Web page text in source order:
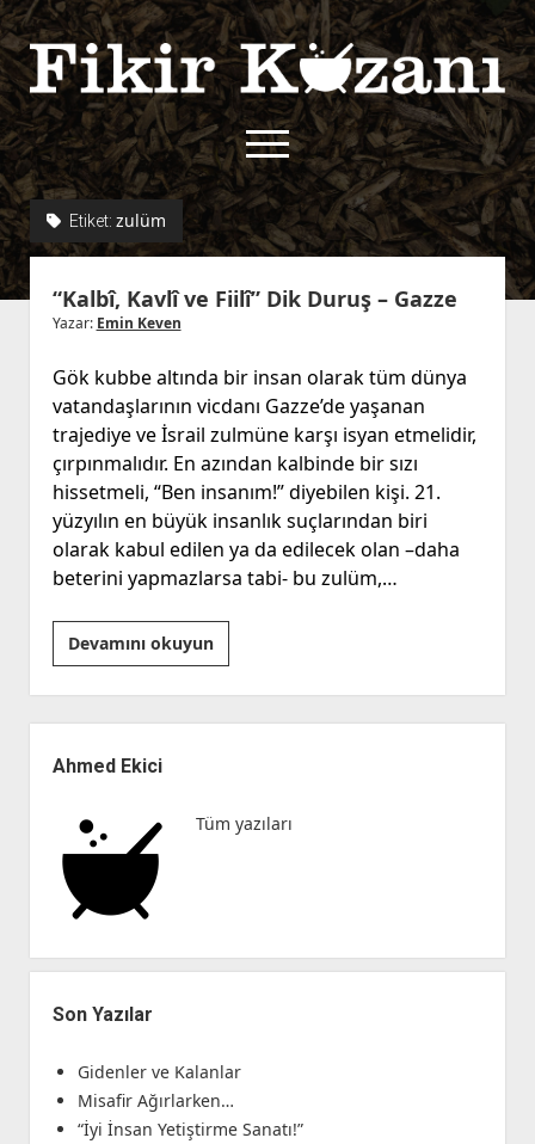
Fikir
Kazanı
menüyü
aç
twitterfacebook
rss
menüyü
Kullanım Koşulları
Çerez Politikası
İletişim
Kurallar
Etiket: zulüm
“Kalbî, Kavlî ve Fiilî” Dik Duruş – Gazze
Yazar: Emin Keven
Gök kubbe altında bir insan olarak tüm dünya
vatandaşlarının vicdanı Gazze’de yaşanan
trajediye ve İsrail zulmüne karşı isyan etmelidir,
çırpınmalıdır. En azından kalbinde bir sızı
hissetmeli, “Ben insanım!” diyebilen kişi. 21.
yüzyılın en büyük insanlık suçlarından biri
olarak kabul edilen ya da edilecek olan –daha
beterini yapmazlarsa tabi- bu zulüm,…
Devamını okuyun“Kalbî,
Kavlî
ve
Fiilî”
–
Menü
Ahmed Ekici
Tüm yazıları
Son Yazılar
Gidenler ve Kalanlar
Misafir Ağırlarken…
“İyi İnsan Yetiştirme Sanatı!”